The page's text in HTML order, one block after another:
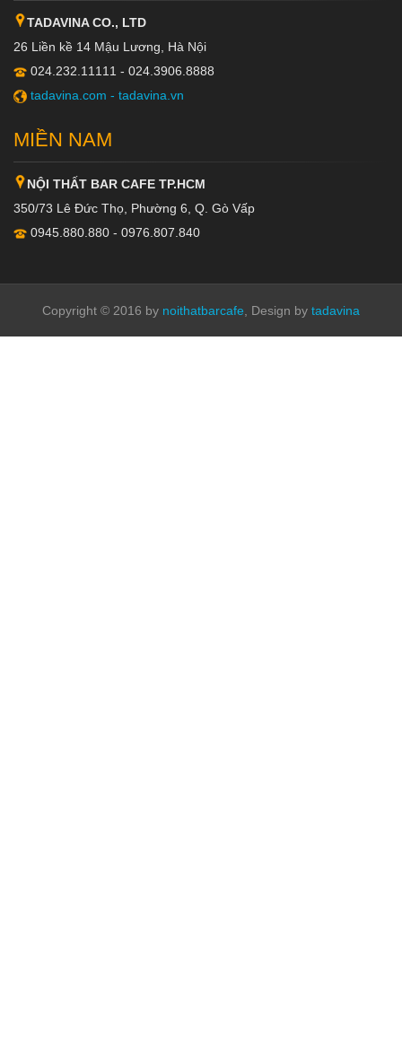
TADAVINA CO., LTD
26 Liền kề 14 Mậu Lương, Hà Nội
024.232.11111 - 024.3906.8888
tadavina.com - tadavina.vn
MIỀN NAM
NỘI THẤT BAR CAFE TP.HCM
350/73 Lê Đức Thọ, Phường 6, Q. Gò Vấp
0945.880.880 - 0976.807.840
Copyright © 2016 by noithatbarcafe , Design by tadavina